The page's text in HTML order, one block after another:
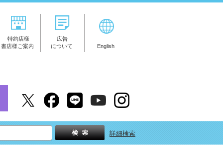
特約店様
書店様ご案内
広告
について
English
詳細検索